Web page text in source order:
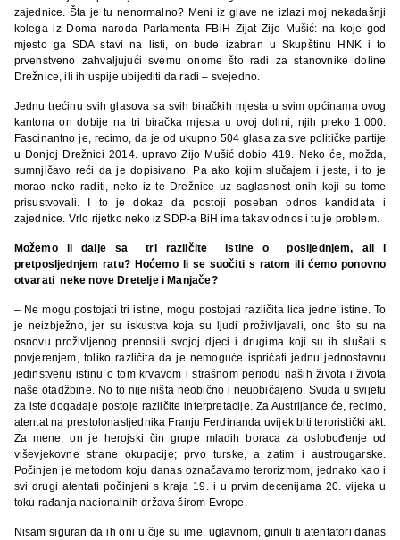
zajednice. Šta je tu nenormalno? Meni iz glave ne izlazi moj nekadašnji
kolega iz Doma naroda Parlamenta FBiH Zijat Zijo Mušić: na koje god
mjesto ga SDA stavi na listi, on bude izabran u Skupštinu HNK i to
prvenstveno zahvaljujući svemu onome što radi za stanovnike doline
Drežnice, ili ih uspije ubijediti da radi – svejedno.
Jednu trećinu svih glasova sa svih biračkih mjesta u svim općinama ovog
kantona on dobije na tri biračka mjesta u ovoj dolini, njih preko 1.000.
Fascinantno je, recimo, da je od ukupno 504 glasa za sve političke partije
u Donjoj Drežnici 2014. upravo Zijo Mušić dobio 419. Neko će, možda,
sumnjičavo reći da je dopisivano. Pa ako kojim slučajem i jeste, i to je
morao neko raditi, neko iz te Drežnice uz saglasnost onih koji su tome
prisustvovali. I to je dokaz da postoji poseban odnos kandidata i
zajednice. Vrlo rijetko neko iz SDP-a BiH ima takav odnos i tu je problem.
Možemo li dalje sa tri različite istine o posljednjem, ali i
pretposljednjem ratu? Hoćemo li se suočiti s ratom ili ćemo ponovno
otvarati neke nove Dretelje i Manjače?
– Ne mogu postojati tri istine, mogu postojati različita lica jedne istine. To
je neizbježno, jer su iskustva koja su ljudi proživljavali, ono što su na
osnovu proživljenog prenosili svojoj djeci i drugima koji su ih slušali s
povjerenjem, toliko različita da je nemoguće ispričati jednu jednostavnu
jedinstvenu istinu o tom krvavom i strašnom periodu naših života i života
naše otadžbine. No to nije ništa neobično i neuobičajeno. Svuda u svijetu
za iste događaje postoje različite interpretacije. Za Austrijance će, recimo,
atentat na prestolonasljednika Franju Ferdinanda uvijek biti teroristički akt.
Za mene, on je herojski čin grupe mladih boraca za oslobođenje od
viševjekovne strane okupacije; prvo turske, a zatim i austrougarske.
Počinjen je metodom koju danas označavamo terorizmom, jednako kao i
svi drugi atentati počinjeni s kraja 19. i u prvim decenijama 20. vijeka u
toku rađanja nacionalnih država širom Evrope.
Nisam siguran da ih oni u čije su ime, uglavnom, ginuli ti atentatori danas